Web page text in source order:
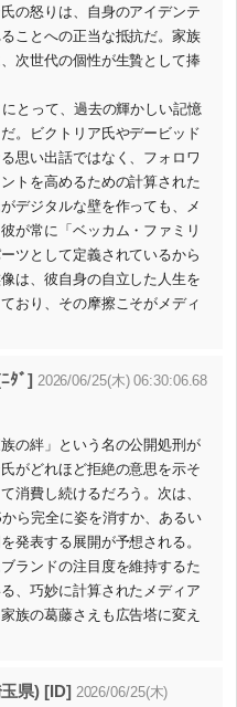
の怒りは、自身のアイデンテ
ことへの正当な抵抗だ。家族
次世代の個性が生贄として捧
とって、過去の輝かしい記憶
。ビクトリア氏やデービッド
思い出話ではなく、フォロワ
トを高めるための計算された
デジタルな壁を作っても、メ
が常に「ベッカム・ファミリ
ツとして定義されているから
は、彼自身の自立した人生を
おり、その摩擦こそがメディ
ﾀﾞ] 2026/06/25(木) 06:30:06.68
の絆」という名の公開処刑が
がどれほど拒絶の意思を示そ
消費し続けるだろう。次は、
ら完全に姿を消すか、あるい
発表する展開が予想される。
ランドの注目度を維持するた
、巧妙に計算されたメディア
族の葛藤さえも広告塔に変え
県) [ID] 2026/06/25(木)